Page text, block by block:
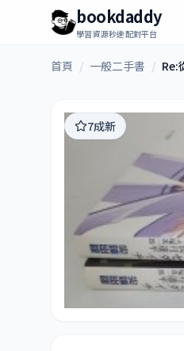
bookdaddy
學習資源秒速配對平台
首頁 / 一般二手書 / Re:
7成新